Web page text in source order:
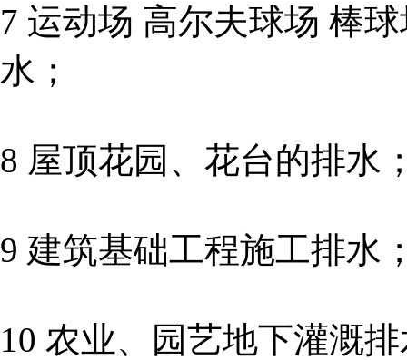
7 运动场 高尔夫球场 棒
水；
8 屋顶花园、花台的排水
9 建筑基础工程施工排水
10 农业、园艺地下灌溉